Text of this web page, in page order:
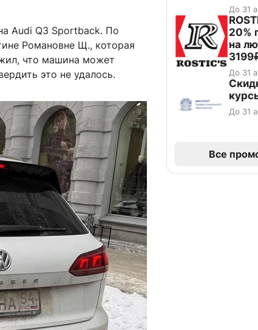
Audi Q3 Sportback. По
Романовне Щ., которая
что машина может
это не удалось.
До 31
20%
на
До 31
До 31
Все